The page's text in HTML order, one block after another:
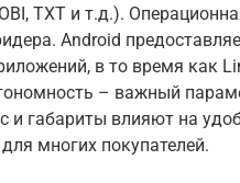
TXT и т.д.).
Android
в то время как
– важный
и габариты влияют на
многих покупателей.